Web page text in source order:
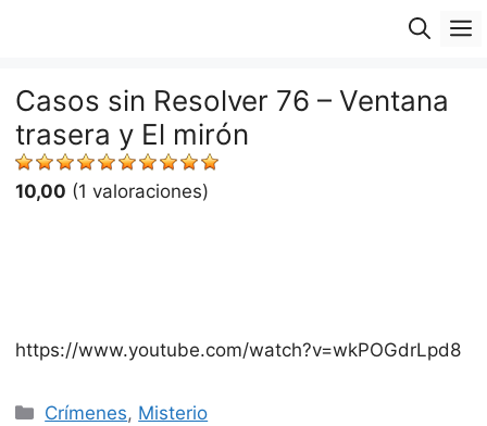
Casos sin Resolver 76 – Ventana
trasera y El mirón
10,00 (1 valoraciones)
https://www.youtube.com/watch?v=wkPOGdrLpd8
Categorías
Crímenes, Misterio